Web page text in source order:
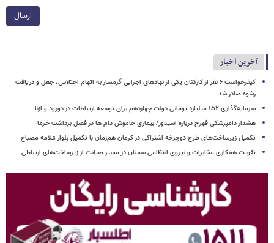
ارسال
آخرین اخبار
کیفرخواست ۶ نفر از کارکنان یکی از نهادهای اجرایی گرمسار به اتهام اختلاس، جعل و دریافت
رشوه صادر شد
سرمایه‌گذاری ۱۵۲ میلیارد تومانی دولت چهاردهم برای توسعه ارتباطات در دورود و ازنا
هشدار دامپزشکی فهرج درباره اسیدوز/ بیماری خاموش دام ها در فصل برداشت خرما
تکمیل زیرساخت‌های طرح دوچرخه اشتراکی در کرمان هم‌زمان با تکمیل بلوار علامه مصباح
تقویت همکاری مخابرات و نیروی انتظامی سمنان در مسیر صیانت از زیرساخت‌های ارتباطی